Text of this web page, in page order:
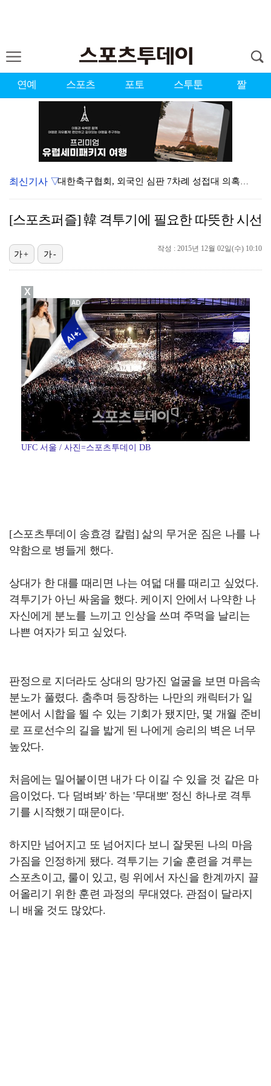
연예 스포츠 포토 스투툰 짤
대한축구협회, 외국인 심판 7차례 성접대 의혹…이 기간…
3승 사냥 시동 건 서교림 "샷·퍼트 만족스러워…좋은 …
"우산으로 때려"vs"그런 적 없다"…23기 부부 엇갈…
박지훈, 9월 잠실실내체육관서 앙코르 콘서트 개최
"기분 맞춰주려고" 축구협회, 외국인 심판 성접대 의혹…
폭로자 "황정민, 본인 말에 책임져야…내가 사생활에 초…
'주장 완장' 김민재, 한국 떠나기 전 뮌헨 동료들에게…
방은희, 6년 지나도 생생한 母 고독사 아픔…끝내 오열…
최신기사 ▽
[스포츠퍼즐] 韓 격투기에 필요한 따뜻한 시선
작성 : 2015년 12월 02일(수) 10:10
가+ 가-
UFC 서울 / 사진=스포츠투데이 DB
[스포츠투데이 송효경 칼럼] 삶의 무거운 짐은 나를 나
약함으로 병들게 했다.
상대가 한 대를 때리면 나는 여덟 대를 때리고 싶었다.
격투기가 아닌 싸움을 했다. 케이지 안에서 나약한 나
자신에게 분노를 느끼고 인상을 쓰며 주먹을 날리는
나쁜 여자가 되고 싶었다.
판정으로 지더라도 상대의 망가진 얼굴을 보면 마음속
분노가 풀렸다. 춤추며 등장하는 나만의 캐릭터가 일
본에서 시합을 뛸 수 있는 기회가 됐지만, 몇 개월 준비
로 프로선수의 길을 밟게 된 나에게 승리의 벽은 너무
높았다.
처음에는 밀어붙이면 내가 다 이길 수 있을 것 같은 마
음이었다. '다 덤벼봐' 하는 '무대뽀' 정신 하나로 격투
기를 시작했기 때문이다.
하지만 넘어지고 또 넘어지다 보니 잘못된 나의 마음
가짐을 인정하게 됐다. 격투기는 기술 훈련을 겨루는
스포츠이고, 룰이 있고, 링 위에서 자신을 한계까지 끌
어올리기 위한 훈련 과정의 무대였다. 관점이 달라지
니 배울 것도 많았다.
X